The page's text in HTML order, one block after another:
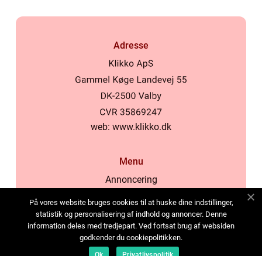
Adresse
web: www.klikko.dk
Menu
Annoncering
Cookies
Kontakt os
Sitemap
På vores website bruges cookies til at huske dine indstillinger,
statistik og personalisering af indhold og annoncer. Denne
information deles med tredjepart. Ved fortsat brug af websiden
godkender du cookiepolitikken.